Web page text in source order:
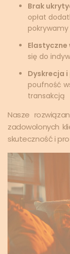
Brak
opłat
się do
Dyskrecja
poufność
transakcją
Nasze
zadowolonych
skuteczność i